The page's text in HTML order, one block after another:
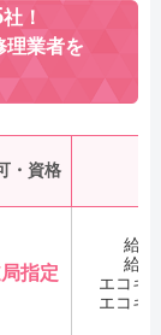
社！
理業者を
・資格
指定
給
給
エコキ
エコキ